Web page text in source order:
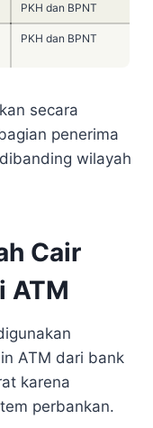
PKH dan BPNT
PKH dan BPNT
secara
penerima
wilayah
Cair
ATM
ATM dari bank
karena
perbankan.